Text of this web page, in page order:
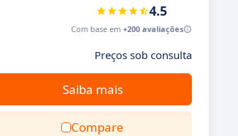
4.5
Com base em +200 avaliações
Preços sob consulta
Saiba mais
Compare